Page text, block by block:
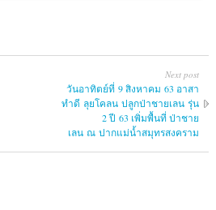
Next post
วันอาทิตย์ที่ 9 สิงหาคม 63 อาสา
ทำดี ลุยโคลน ปลูกป่าชายเลน รุ่น
2 ปี 63 เพิ่มพื้นที่ ป่าชาย
เลน ณ ปากแม่น้ำสมุทรสงคราม